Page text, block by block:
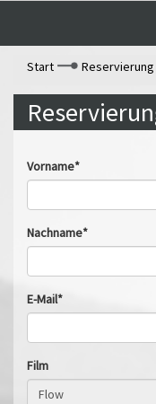
Start
Reservierung
Vorname*
Nachname*
E-Mail*
Film